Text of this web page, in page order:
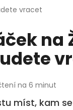
vracet
na
na 6 minut
míst, kam